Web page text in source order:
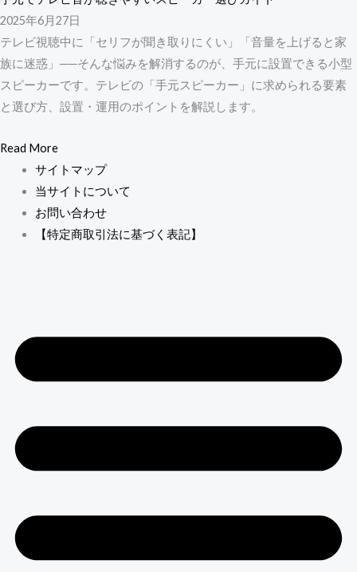
2025年6月27日
テレビ視聴中に「セリフが聞き取りにくい」「音量を上げると家
族に迷惑」──そんな悩みを解消するのが、手元に設置できる小型
スピーカーです。テレビの「手元スピーカー」に求められる要素
と選び方、設置・運用のポイントを解説します。
Read More
サイトマップ
当サイトについて
お問い合わせ
【特定商取引法に基づく表記】